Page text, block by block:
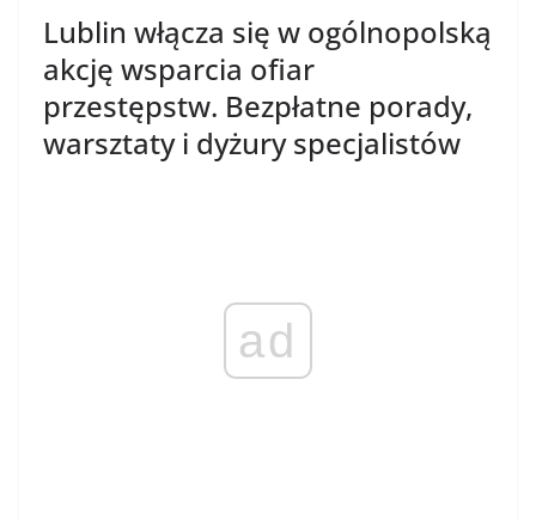
Lublin włącza się w ogólnopolską
akcję wsparcia ofiar
przestępstw. Bezpłatne porady,
warsztaty i dyżury specjalistów
ad